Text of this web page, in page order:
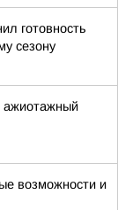
готовность
сезону
ажиотажный
возможности и